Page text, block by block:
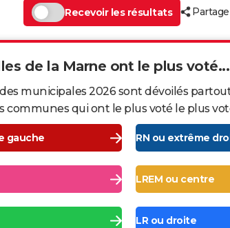
Recevoir les résultats
de la Marne ont le plus voté...
municipales 2026 sont dévoilés
communes qui ont le plus voté le plus voté
gauche RN ou extrême
LREM ou centre
LR ou droite